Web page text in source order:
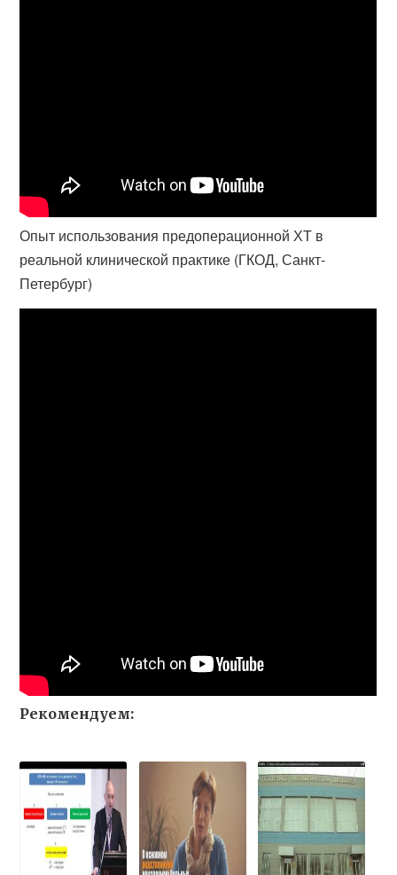
Опыт использования предоперационной ХТ в
реальной клинической практике (ГКОД, Санкт-
Петербург)
Рекомендуем: